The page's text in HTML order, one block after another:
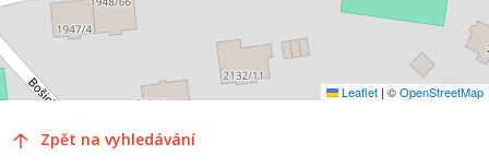
Leaflet | ©OpenStreetMap
Zpět na vyhledávání